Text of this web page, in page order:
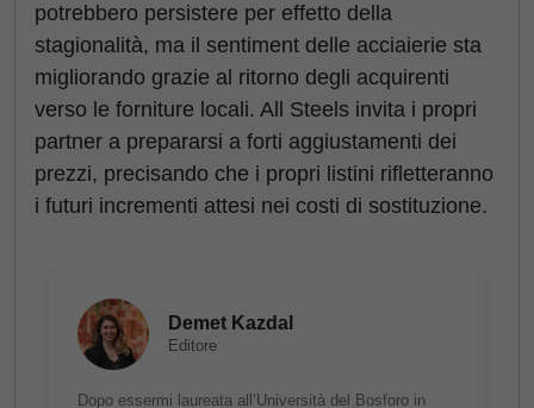
potrebbero persistere per effetto della
stagionalità, ma il sentiment delle acciaierie sta
migliorando grazie al ritorno degli acquirenti
verso le forniture locali. All Steels invita i propri
partner a prepararsi a forti aggiustamenti dei
prezzi, precisando che i propri listini rifletteranno
i futuri incrementi attesi nei costi di sostituzione.
Demet Kazdal
Editore
Dopo essermi laureata all’Università del Bosforo in